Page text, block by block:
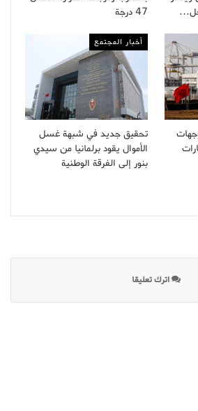
47 درجة
ضمن أكبر 10 وجهات
أخبار المجتمع
تحقيق جديد في شبهة غسل
الأموال يقود برلمانيا من سيدي
بنور إلى الفرقة الوطنية
اترك تعليقا